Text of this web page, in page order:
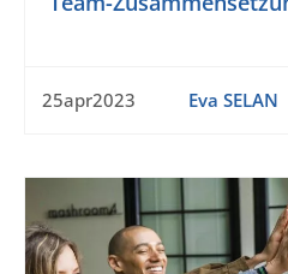
25apr2023 Eva SELAN